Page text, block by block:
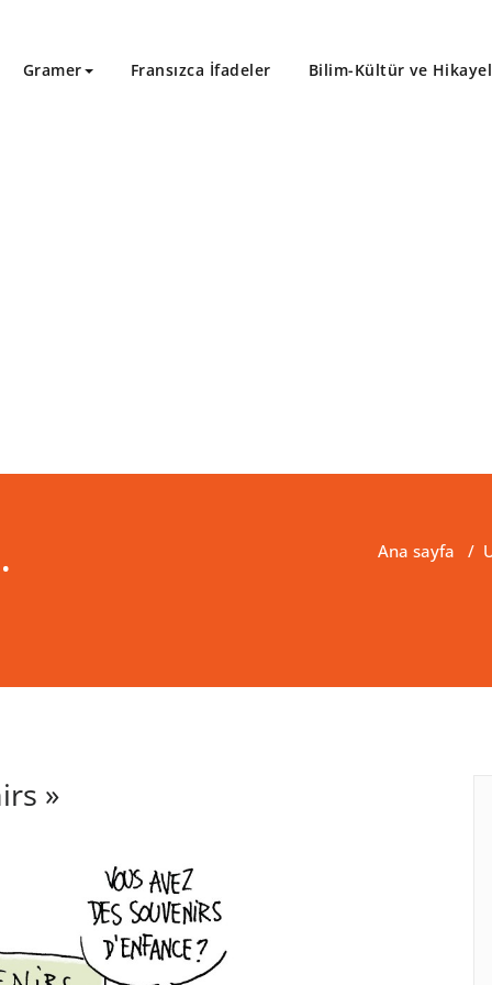
Gramer Fransızca İfadeler Bilim-Kültür ve
Ana sayfa /
»